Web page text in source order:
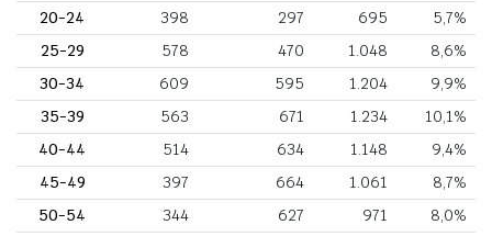
20-24
398 297 695
5,7%
25-29
578 470 1.048
8,6%
30-34
609 595 1.204
9,9%
35-39
563 671 1.234
10,1%
40-44
514 634 1.148
9,4%
45-49
397 664 1.061
8,7%
50-54
344 627 971
8,0%